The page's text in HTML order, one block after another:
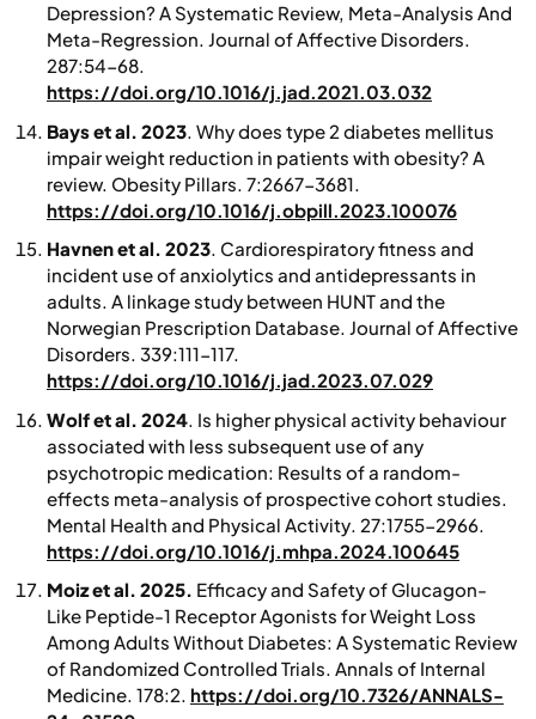
Depression? A Systematic Review, Meta-Analysis And
Meta-Regression. Journal of Affective Disorders.
287:54-68.
https://doi.org/10.1016/j.jad.2021.03.032
Bays et al. 2023. Why does type 2 diabetes mellitus
impair weight reduction in patients with obesity? A
review. Obesity Pillars. 7:2667-3681.
https://doi.org/10.1016/j.obpill.2023.100076
Havnen et al. 2023. Cardiorespiratory fitness and
incident use of anxiolytics and antidepressants in
adults. A linkage study between HUNT and the
Norwegian Prescription Database. Journal of Affective
Disorders. 339:111-117.
https://doi.org/10.1016/j.jad.2023.07.029
Wolf et al. 2024. Is higher physical activity behaviour
associated with less subsequent use of any
psychotropic medication: Results of a random-
effects meta-analysis of prospective cohort studies.
Mental Health and Physical Activity. 27:1755-2966.
https://doi.org/10.1016/j.mhpa.2024.100645
Moiz et al. 2025. Efficacy and Safety of Glucagon-
Like Peptide-1 Receptor Agonists for Weight Loss
Among Adults Without Diabetes: A Systematic Review
of Randomized Controlled Trials. Annals of Internal
Medicine. 178:2. https://doi.org/10.7326/ANNALS-